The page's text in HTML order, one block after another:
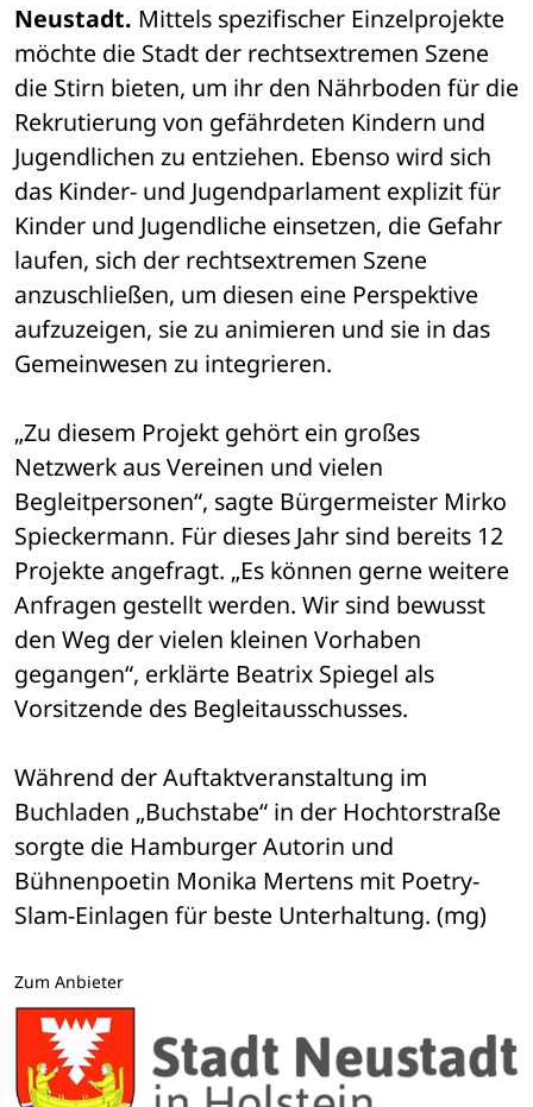
Neustadt. Mittels spezifischer Einzelprojekte
möchte die Stadt der rechtsextremen Szene
die Stirn bieten, um ihr den Nährboden für die
Rekrutierung von gefährdeten Kindern und
Jugendlichen zu entziehen. Ebenso wird sich
das Kinder- und Jugendparlament explizit für
Kinder und Jugendliche einsetzen, die Gefahr
laufen, sich der rechtsextremen Szene
anzuschließen, um diesen eine Perspektive
aufzuzeigen, sie zu animieren und sie in das
Gemeinwesen zu integrieren.
„Zu diesem Projekt gehört ein großes
Netzwerk aus Vereinen und vielen
Begleitpersonen“, sagte Bürgermeister Mirko
Spieckermann. Für dieses Jahr sind bereits 12
Projekte angefragt. „Es können gerne weitere
Anfragen gestellt werden. Wir sind bewusst
den Weg der vielen kleinen Vorhaben
gegangen“, erklärte Beatrix Spiegel als
Vorsitzende des Begleitausschusses.
Während der Auftaktveranstaltung im
Buchladen „Buchstabe“ in der Hochtorstraße
sorgte die Hamburger Autorin und
Bühnenpoetin Monika Mertens mit Poetry-
Slam-Einlagen für beste Unterhaltung. (mg)
Zum Anbieter